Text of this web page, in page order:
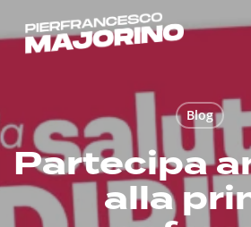
Blog
Partecipa
alla